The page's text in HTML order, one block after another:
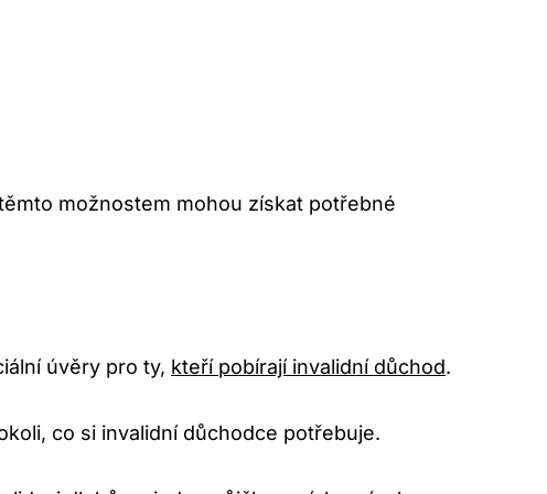
možnostem mohou získat potřebné
úvěry pro ty, kteří pobírají invalidní důchod.
co si invalidní důchodce potřebuje.